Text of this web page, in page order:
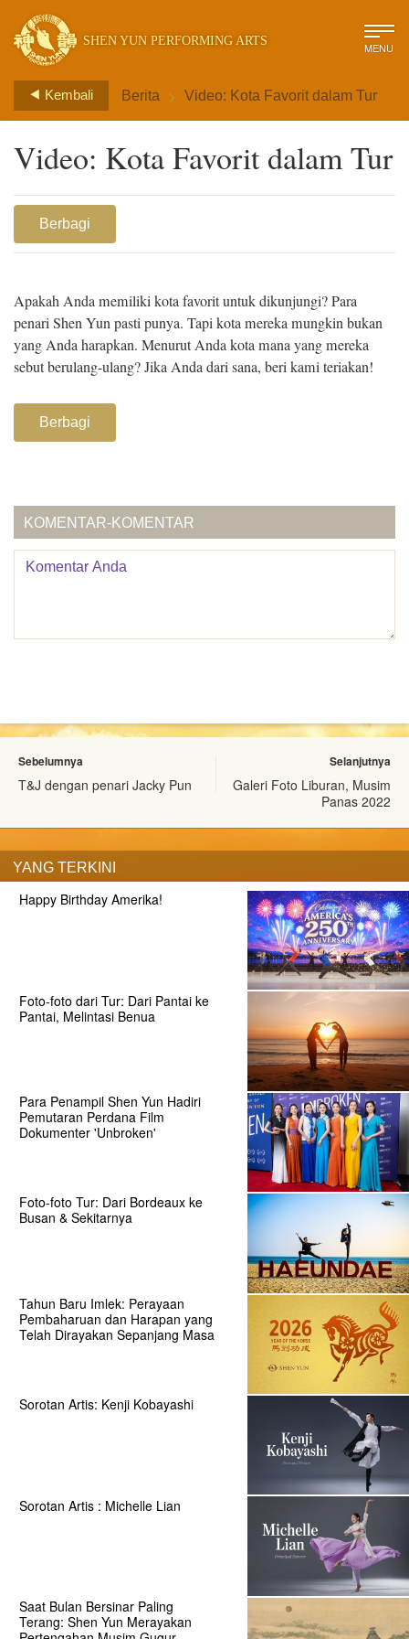
SHEN YUN PERFORMING ARTS MENU
Kembali Berita > Video: Kota Favorit dalam Tur
Video: Kota Favorit dalam Tur
Berbagi
Apakah Anda memiliki kota favorit untuk dikunjungi? Para
penari Shen Yun pasti punya. Tapi kota mereka mungkin bukan
yang Anda harapkan. Menurut Anda kota mana yang mereka
sebut berulang-ulang? Jika Anda dari sana, beri kami teriakan!
Berbagi
KOMENTAR-KOMENTAR
Sebelumnya
T&J dengan penari Jacky Pun
Selanjutnya
Galeri Foto Liburan, Musim
Panas 2022
YANG TERKINI
Happy Birthday Amerika!
Foto-foto dari Tur: Dari Pantai ke
Pantai, Melintasi Benua
Para Penampil Shen Yun Hadiri
Pemutaran Perdana Film
Dokumenter 'Unbroken'
Foto-foto Tur: Dari Bordeaux ke
Busan & Sekitarnya
Tahun Baru Imlek: Perayaan
Pembaharuan dan Harapan yang
Telah Dirayakan Sepanjang Masa
Sorotan Artis: Kenji Kobayashi
Sorotan Artis : Michelle Lian
Saat Bulan Bersinar Paling
Terang: Shen Yun Merayakan